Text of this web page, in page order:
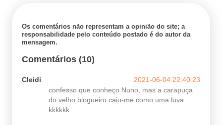
Os comentários não representam a opinião do site; a
responsabilidade pelo conteúdo postado é do autor da
mensagem.
Comentários (10)
Cleidi
2021-06-04 22:40:23
confesso que conheço Nuno, mas a carapuça
do velho blogueiro caiu-me como uma luva.
kkkkkk